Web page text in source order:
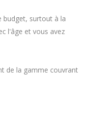
budget, surtout à la
l'âge et vous avez
de la gamme couvrant